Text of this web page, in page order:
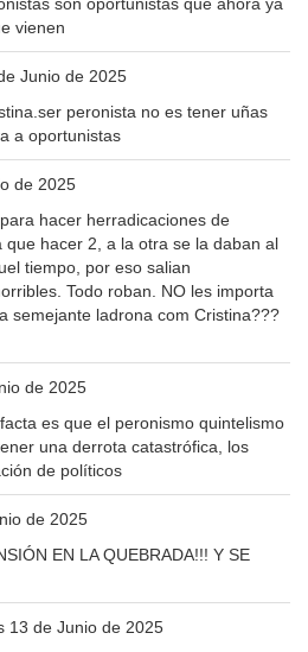
vienen
Junio de 2025
peronista no es tener uñas
a oportunistas
de 2025
hacer herradicaciones de
hacer 2, a la otra se la daban al
tiempo, por eso salian
Todo roban. NO les importa
semejante ladrona com Cristina???
de 2025
es que el peronismo quintelismo
una derrota catastrófica, los
de políticos
de 2025
EN LA QUEBRADA!!! Y SE
13 de Junio de 2025